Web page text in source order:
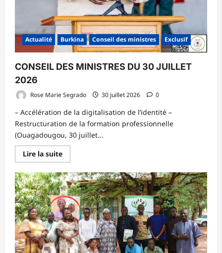
Actualité Burkina Conseil des ministres Exclusif
CONSEIL DES MINISTRES DU 30 JUILLET
2026
Rose Marie Segrado 30 juillet 2026 0
– Accélération de la digitalisation de l’identité –
Restructuration de la formation professionnelle
(Ouagadougou, 30 juillet...
Lire la suiteEn
savoir
sur
CONSEIL
DES
MINISTRES
DU
30
JUILLET
2026